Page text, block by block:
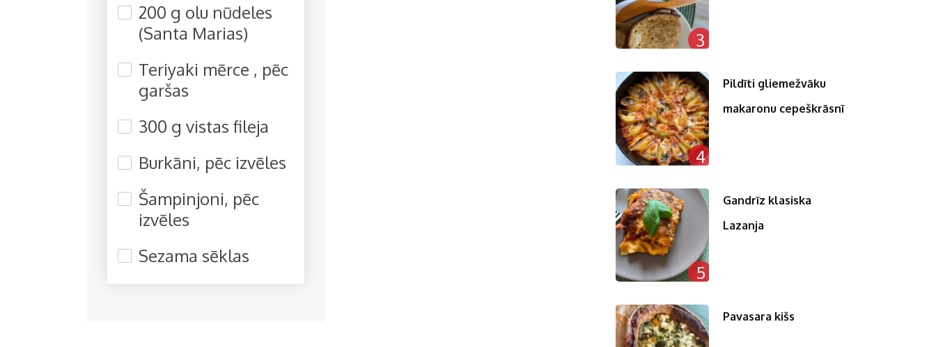
200 g olu nūdeles
(Santa Marias)
Teriyaki mērce , pēc
garšas
300 g vistas fileja
Burkāni, pēc izvēles
Šampinjoni, pēc
izvēles
Sezama sēklas
3
4
Pildīti gliemežvāku
makaronu cepeškrāsnī
5
Gandrīz klasiska
Lazanja
Pavasara kišs